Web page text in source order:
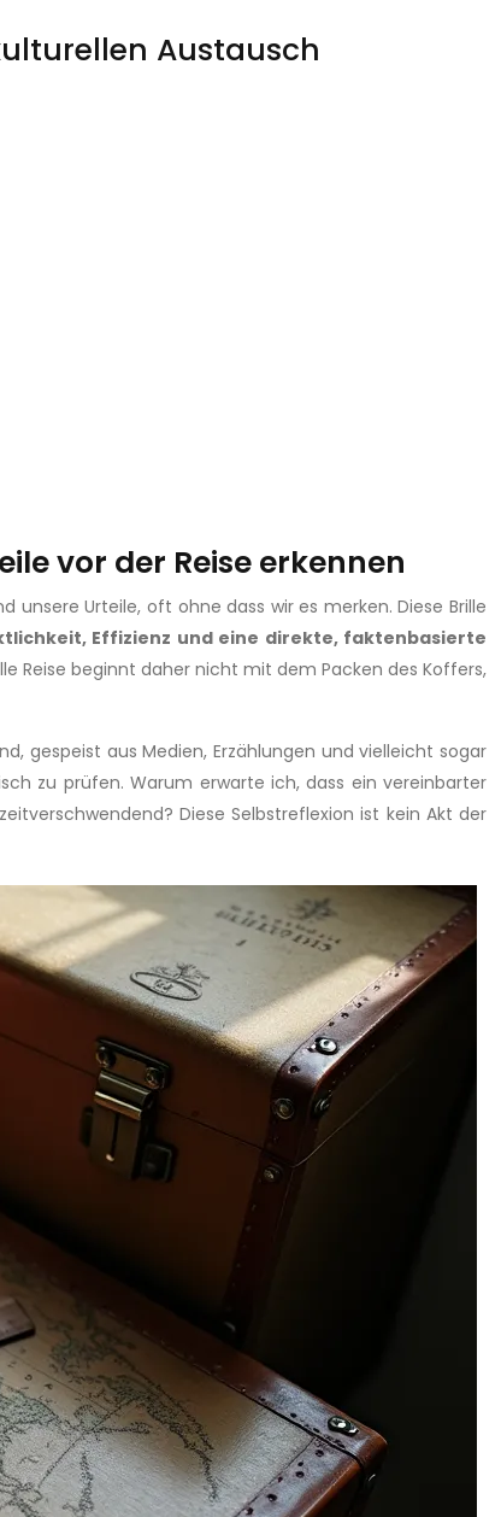
Austausch
vor der Reise erkennen
unsere Urteile, oft ohne dass wir es merken. Diese Brille
Effizienz und eine direkte, faktenbasierte
Reise beginnt daher nicht mit dem Packen des Koffers,
gespeist aus Medien, Erzählungen und vielleicht sogar
zu prüfen. Warum erwarte ich, dass ein vereinbarter
Diese Selbstreflexion ist kein Akt der